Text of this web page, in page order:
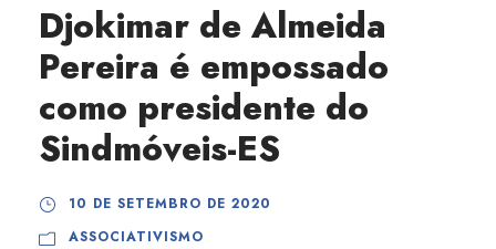
Djokimar de Almeida
Pereira é empossado
como presidente do
Sindmóveis-ES
10 DE SETEMBRO DE 2020
ASSOCIATIVISMO